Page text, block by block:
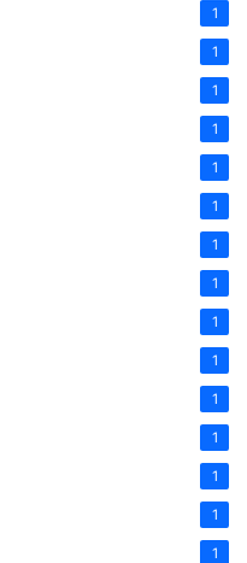
1
1
1
1
1
1
1
1
1
1
1
1
1
1
1